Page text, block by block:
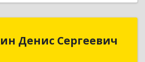
Денис Сергеевич
обл, г.о. Химки, Химки г,